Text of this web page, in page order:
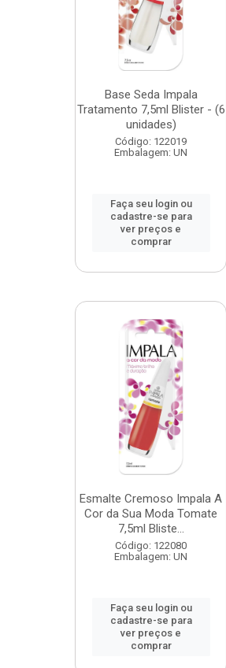
Base Seda Impala
Tratamento 7,5ml Blister - (6
unidades)
Código: 122019
Embalagem: UN
Faça seu login ou
cadastre-se para
ver preços e
comprar
Esmalte Cremoso Impala A
Cor da Sua Moda Tomate
7,5ml Bliste...
Código: 122080
Embalagem: UN
Faça seu login ou
cadastre-se para
ver preços e
comprar